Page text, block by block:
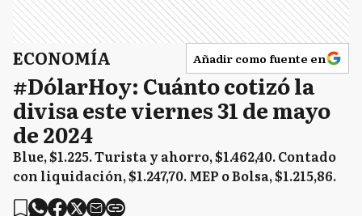
ECONOMÍA Añadir como fuente en
#DólarHoy: Cuánto cotizó la
divisa este viernes 31 de mayo
de 2024
Blue, $1.225. Turista y ahorro, $1.462,40. Contado
con liquidación, $1.247,70. MEP o Bolsa, $1.215,86.